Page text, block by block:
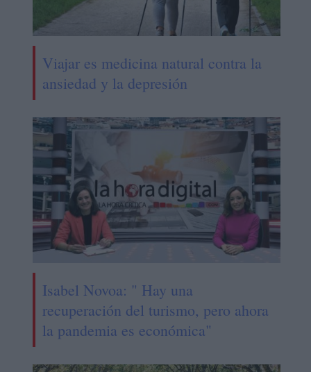
Viajar es medicina natural contra la
ansiedad y la depresión
Isabel Novoa: " Hay una
recuperación del turismo, pero ahora
la pandemia es económica"